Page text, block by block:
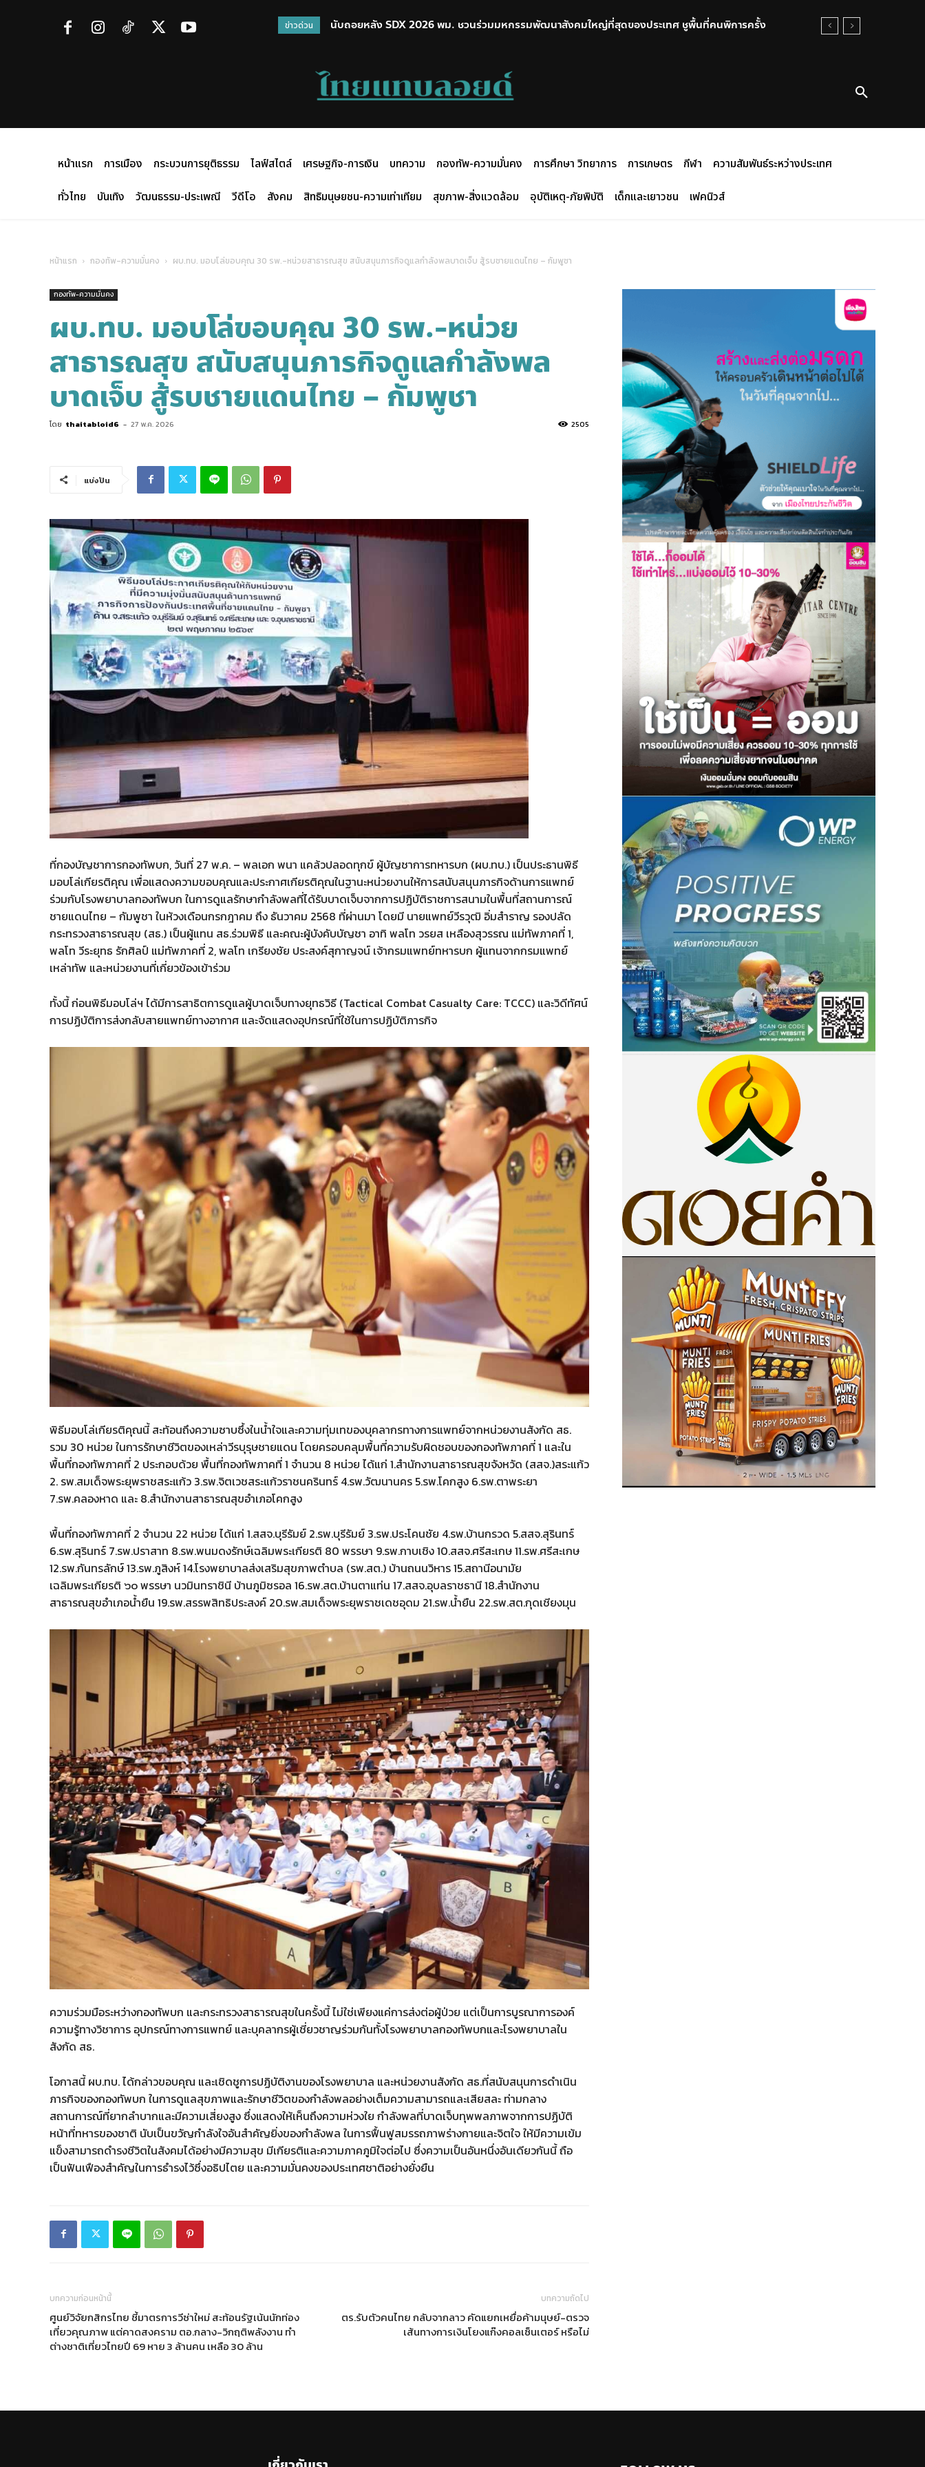
ข่าวด่วน
นับถอยหลัง SDX 2026 พม. ชวนร่วมมหกรรมพัฒนาสังคมใหญ่ที่สุดของประเทศ ชูพื้นที่คนพิการครั้ง
วงจรปิด รปภ.เก็บถุงพัสดุพระเครื่องกว่า 160 กล่อง มูลค่ากว่าแสนบาท หลังเด็กวัดส่งผิดจุด
หน้าแรก การเมือง กระบวนการยุติธรรม ไลฟ์สไตล์ เศรษฐกิจ-การเงิน บทความ กองทัพ-ความมั่นคง การศึกษา วิทยาการ การเกษตร กีฬา
ความสัมพันธ์ระหว่างประเทศ
ทั่วไทย
บันเทิง วัฒนธรรม-ประเพณี วีดีโอ สังคม สิทธิมนุษยชน-ความเท่าเทียม สุขภาพ-สิ่งแวดล้อม อุบัติเหตุ-ภัยพิบัติ เด็กและเยาวชน เฟคนิวส์
หน้าแรก กองทัพ-ความมั่นคง ผบ.ทบ. มอบโล่ขอบคุณ 30 รพ.-หน่วยสาธารณสุข สนับสนุนภารกิจดูแลกำลังพลบาดเจ็บ สู้รบชายแดนไทย – กัมพูชา
กองทัพ-ความมั่นคง
ผบ.ทบ. มอบโล่ขอบคุณ 30 รพ.-หน่วย
สาธารณสุข สนับสนุนภารกิจดูแลกำลังพล
บาดเจ็บ สู้รบชายแดนไทย – กัมพูชา
โดย thaitabloid6 - 27 พ.ค. 2026 2505
แบ่งปัน
ที่กองบัญชาการกองทัพบก, วันที่ 27 พ.ค. – พลเอก พนา แคล้วปลอดทุกข์ ผู้บัญชาการทหารบก (ผบ.ทบ.) เป็นประธานพิธี
มอบโล่เกียรติคุณ เพื่อแสดงความขอบคุณและประกาศเกียรติคุณในฐานะหน่วยงานให้การสนับสนุนภารกิจด้านการแพทย์
ร่วมกับโรงพยาบาลกองทัพบก ในการดูแลรักษากำลังพลที่ได้รับบาดเจ็บจากการปฏิบัติราชการสนามในพื้นที่สถานการณ์
ชายแดนไทย – กัมพูชา ในห้วงเดือนกรกฎาคม ถึง ธันวาคม 2568 ที่ผ่านมา โดยมี นายแพทย์วีรวุฒิ อิ่มสำราญ รองปลัด
กระทรวงสาธารณสุข (สธ.) เป็นผู้แทน สธ.ร่วมพิธี และคณะผู้บังคับบัญชา อาทิ พลโท วรยส เหลืองสุวรรณ แม่ทัพภาคที่ 1,
พลโท วีระยุทธ รักศิลป์ แม่ทัพภาคที่ 2, พลโท เกรียงชัย ประสงค์สุกาญจน์ เจ้ากรมแพทย์ทหารบก ผู้แทนจากกรมแพทย์
เหล่าทัพ และหน่วยงานที่เกี่ยวข้องเข้าร่วม
ทั้งนี้ ก่อนพิธีมอบโล่ฯ ได้มีการสาธิตการดูแลผู้บาดเจ็บทางยุทธวิธี (Tactical Combat Casualty Care: TCCC) และวิดีทัศน์
การปฏิบัติการส่งกลับสายแพทย์ทางอากาศ และจัดแสดงอุปกรณ์ที่ใช้ในการปฏิบัติภารกิจ
พิธีมอบโล่เกียรติคุณนี้ สะท้อนถึงความซาบซึ้งในน้ำใจและความทุ่มเทของบุคลากรทางการแพทย์จากหน่วยงานสังกัด สธ.
รวม 30 หน่วย ในการรักษาชีวิตของเหล่าวีรบุรุษชายแดน โดยครอบคลุมพื้นที่ความรับผิดชอบของกองทัพภาคที่ 1 และใน
พื้นที่กองทัพภาคที่ 2 ประกอบด้วย พื้นที่กองทัพภาคที่ 1 จำนวน 8 หน่วย ได้แก่ 1.สำนักงานสาธารณสุขจังหวัด (สสจ.)สระแก้ว
2. รพ.สมเด็จพระยุพราชสระแก้ว 3.รพ.จิตเวชสระแก้วราชนครินทร์ 4.รพ.วัฒนานคร 5.รพ.โคกสูง 6.รพ.ตาพระยา
7.รพ.คลองหาด และ 8.สำนักงานสาธารณสุขอำเภอโคกสูง
พื้นที่กองทัพภาคที่ 2 จำนวน 22 หน่วย ได้แก่ 1.สสจ.บุรีรัมย์ 2.รพ.บุรีรัมย์ 3.รพ.ประโคนชัย 4.รพ.บ้านกรวด 5.สสจ.สุรินทร์
6.รพ.สุรินทร์ 7.รพ.ปราสาท 8.รพ.พนมดงรักษ์เฉลิมพระเกียรติ 80 พรรษา 9.รพ.กาบเชิง 10.สสจ.ศรีสะเกษ 11.รพ.ศรีสะเกษ
12.รพ.กันทรลักษ์ 13.รพ.ภูสิงห์ 14.โรงพยาบาลส่งเสริมสุขภาพตำบล (รพ.สต.) บ้านถนนวิหาร 15.สถานีอนามัย
เฉลิมพระเกียรติ ๖๐ พรรษา นวมินทราชินี บ้านภูมิซรอล 16.รพ.สต.บ้านตาแท่น 17.สสจ.อุบลราชธานี 18.สำนักงาน
สาธารณสุขอำเภอน้ำยืน 19.รพ.สรรพสิทธิประสงค์ 20.รพ.สมเด็จพระยุพราชเดชอุดม 21.รพ.น้ำยืน 22.รพ.สต.กุดเชียงมุน
ความร่วมมือระหว่างกองทัพบก และกระทรวงสาธารณสุขในครั้งนี้ ไม่ใช่เพียงแค่การส่งต่อผู้ป่วย แต่เป็นการบูรณาการองค์
ความรู้ทางวิชาการ อุปกรณ์ทางการแพทย์ และบุคลากรผู้เชี่ยวชาญร่วมกันทั้งโรงพยาบาลกองทัพบกและโรงพยาบาลใน
สังกัด สธ.
โอกาสนี้ ผบ.ทบ. ได้กล่าวขอบคุณ และเชิดชูการปฏิบัติงานของโรงพยาบาล และหน่วยงานสังกัด สธ.ที่สนับสนุนการดำเนิน
ภารกิจของกองทัพบก ในการดูแลสุขภาพและรักษาชีวิตของกำลังพลอย่างเต็มความสามารถและเสียสละ ท่ามกลาง
สถานการณ์ที่ยากลำบากและมีความเสี่ยงสูง ซึ่งแสดงให้เห็นถึงความห่วงใย กำลังพลที่บาดเจ็บทุพพลภาพจากการปฏิบัติ
หน้าที่ทหารของชาติ นับเป็นขวัญกำลังใจอันสำคัญยิ่งของกำลังพล ในการฟื้นฟูสมรรถภาพร่างกายและจิตใจ ให้มีความเข้ม
แข็งสามารถดำรงชีวิตในสังคมได้อย่างมีความสุข มีเกียรติและความภาคภูมิใจต่อไป ซึ่งความเป็นอันหนึ่งอันเดียวกันนี้ ถือ
เป็นฟันเฟืองสำคัญในการธำรงไว้ซึ่งอธิปไตย และความมั่นคงของประเทศชาติอย่างยั่งยืน
บทความก่อนหน้านี้
ศูนย์วิจัยกสิกรไทย ชี้มาตรการวีซ่าใหม่ สะท้อนรัฐเน้นนักท่อง
เที่ยวคุณภาพ แต่คาดสงคราม ตอ.กลาง-วิกฤติพลังงาน ทำ
ต่างชาติเที่ยวไทยปี 69 หาย 3 ล้านคน เหลือ 30 ล้าน
บทความถัดไป
ตร.รับตัวคนไทย กลับจากลาว คัดแยกเหยื่อค้ามนุษย์-ตรวจ
เส้นทางการเงินโยงแก๊งคอลเซ็นเตอร์ หรือไม่